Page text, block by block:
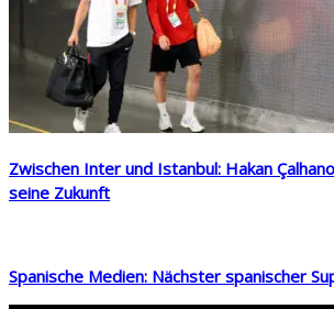
Zwischen Inter und Istanbul: Hakan
seine Zukunft
Spanische Medien: Nächster spanischer